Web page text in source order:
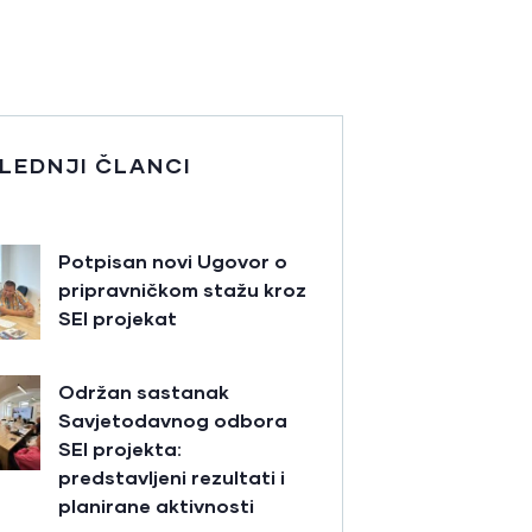
ČLANCI
Potpisan novi Ugovor o
pripravničkom stažu kroz
SEI projekat
Održan sastanak
Savjetodavnog odbora
SEI projekta:
predstavljeni rezultati i
planirane aktivnosti